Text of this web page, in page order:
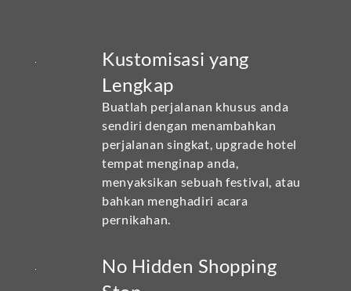
Kustomisasi yang
Lengkap
Buatlah perjalanan khusus anda
sendiri dengan menambahkan
perjalanan singkat, upgrade hotel
tempat menginap anda,
menyaksikan sebuah festival, atau
bahkan menghadiri acara
pernikahan.
No Hidden Shopping